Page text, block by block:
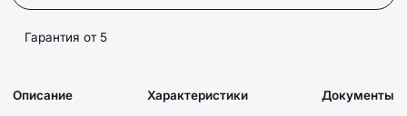
Гарантия от 5
Описание Характеристики Документы